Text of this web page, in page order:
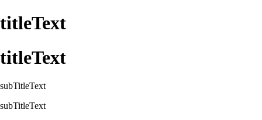
titleText
titleText
subTitleText
subTitleText